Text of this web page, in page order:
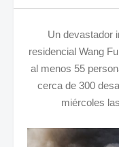
Un devastador
residencial Wang
al menos 55
cerca de 300
miércoles